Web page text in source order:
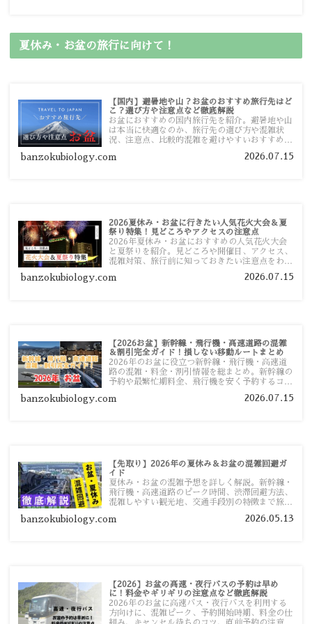
夏休み・お盆の旅行に向けて！
【国内】避暑地や山？お盆のおすすめ旅行先はど
こ？選び方や注意点など徹底解説
お盆におすすめの国内旅行先を紹介。避暑地や山
は本当に快適なのか、旅行先の選び方や混雑状
況、注意点、比較的混雑を避けやすいおすすめス
す。
banzokubiology.com 2026.07.15
2026夏休み・お盆に行きたい人気花火大会＆夏
祭り特集！見どころやアクセスの注意点
2026年夏休み・お盆におすすめの人気花火大会
と夏祭りを紹介。見どころや開催日、アクセス、
混雑対策、旅行前に知っておきたい注意点をわか
banzokubiology.com 2026.07.15
【2026お盆】新幹線・飛行機・高速道路の混雑
＆割引完全ガイド！損しない移動ルートまとめ
2026年のお盆に役立つ新幹線・飛行機・高速道
路の混雑・料金・割引情報を総まとめ。新幹線の
予約や最繁忙期料金、飛行機を安く予約するコ
い移動方法を分かりやすく解説します。
banzokubiology.com 2026.07.15
【先取り】2026年の夏休み＆お盆の混雑回避ガ
イド
夏休み・お盆の混雑予想を詳しく解説。新幹線・
飛行機・高速道路のピーク時間、渋滞回避方法、
混雑しやすい観光地、交通手段別の特徴まで旅行
banzokubiology.com 2026.05.13
【2026】お盆の高速・夜行バスの予約は早め
に！料金やギリギリの注意点など徹底解説
2026年のお盆に高速バス・夜行バスを利用する
方向けに、混雑ピーク、予約開始時期、料金の仕